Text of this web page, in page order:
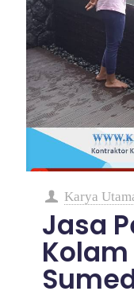
Karya
Jasa